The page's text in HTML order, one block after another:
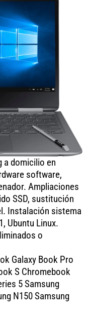
a domicilio en
software,
Ampliaciones
SSD, sustitución
Instalación sistema
Ubuntu Linux.
o
Galaxy Book Pro
S Chromebook
5 Samsung
N150 Samsung